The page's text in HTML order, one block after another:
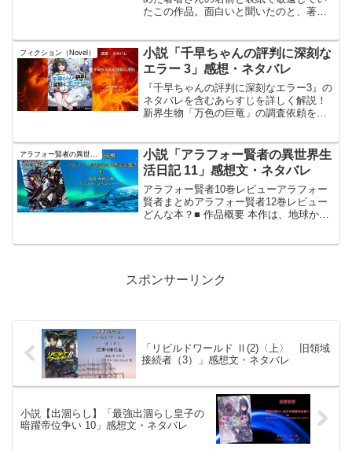
たこの作品。面白いと聞いたのと、著者
が、、、田中~年齢イコール彼女いない歴
の魔法使い~の現代版かつ変態...
フィクション（Novel）
小説「千早ちゃんの評判に深刻な
エラー 3」感想・ネタバレ
『千早ちゃんの評判に深刻なエラー3』の
ネタバレを含むあらすじを詳しく解説！
新界生物「万色の巨竜」の調査依頼を受
の行動が誤解を生み、戦線が混迷する
中、驚くべき展開が待ち受ける。物語の
核心に迫るレビューを掲載！
アラフォー賢者の異世界生活日記
小説「アラフォー賢者の異世界生
活日記 11」感想文・ネタバレ
アラフォー賢者10巻レビューアラフォー
賢者まとめアラフォー賢者12巻レビュー
どんな本？■ 作品概要 本作は、地球から
スポンサーリンク
「リビルドワールド Ⅱ(2)〈上〉 旧領域
接続者（3）」感想文・ネタバレ
小説【出涸らし】「最強出涸らし皇子の
暗躍帝位争い 10」感想文・ネタバレ